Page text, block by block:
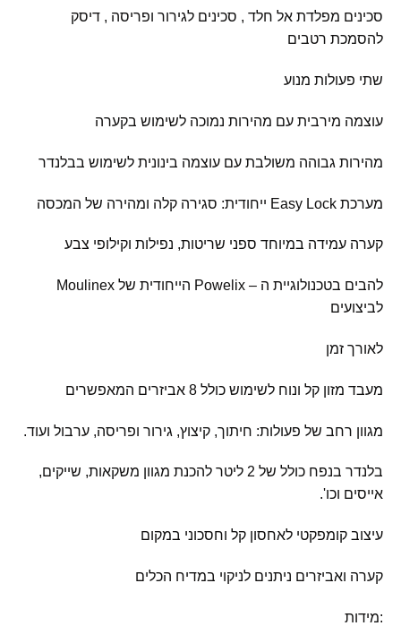
סכינים מפלדת אל חלד , סכינים לגירור ופריסה , דיסק
להסמכת רטבים
שתי פעולות מנוע
עוצמה מירבית עם מהירות נמוכה לשימוש בקערה
מהירות גבוהה משולבת עם עוצמה בינונית לשימוש בבלנדר
מערכת Easy Lock ייחודית: סגירה קלה ומהירה של המכסה
קערה עמידה במיוחד ספני שריטות, נפילות וקילופי צבע
להבים בטכנולוגיית ה – Powelix הייחודית של Moulinex
לביצועים
לאורך זמן
מעבד מזון קל ונוח לשימוש כולל 8 אביזרים המאפשרים
מגוון רחב של פעולות: חיתוך, קיצוץ, גירור ופריסה, ערבול ועוד.
בלנדר בנפח כולל של 2 ליטר להכנת מגוון משקאות, שייקים,
אייסים וכו'.
עיצוב קומפקטי לאחסון קל וחסכוני במקום
קערה ואביזרים ניתנים לניקוי במדיח הכלים
:מידות